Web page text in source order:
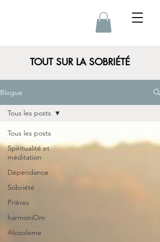
TOUT SUR LA SOBRIÉTÉ
Blogue
Tous les posts
Spiritualité et
méditation
Dépendance
Sobriété
Prières
harmoniOm
Alcoolisme
Tous les posts